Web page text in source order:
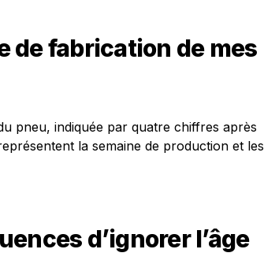
de fabrication de mes
pneu, indiquée par quatre chiffres après
la semaine de production et les
d’ignorer l’âge